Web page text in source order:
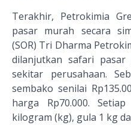
Terakhir, Petrokimia
pasar murah secara
(SOR) Tri Dharma
dilanjutkan safari pasar
sekitar perusahaan.
sembako senilai
harga Rp70.000.
kilogram (kg), gula 1 kg